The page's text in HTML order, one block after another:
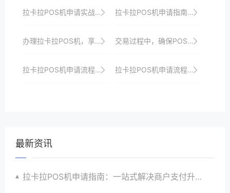
拉卡拉POS机申请实战技巧：如何借助支付工具提升商户运营效率 拉卡拉POS机申请指南：如何快速接入移动支付生态
办理拉卡拉POS机，享受一站式收银解决方案、安全保障、专业支付服务与全方位支持 交易过程中，确保POS机与支付网关的连接稳定。
拉卡拉POS机申请流程速览，助你抢占支付升级先机 拉卡拉POS机申请流程简化版，助你轻松上手
最新资讯
拉卡拉POS机申请指南：一站式解决商户支付升级、智能化与创新需求